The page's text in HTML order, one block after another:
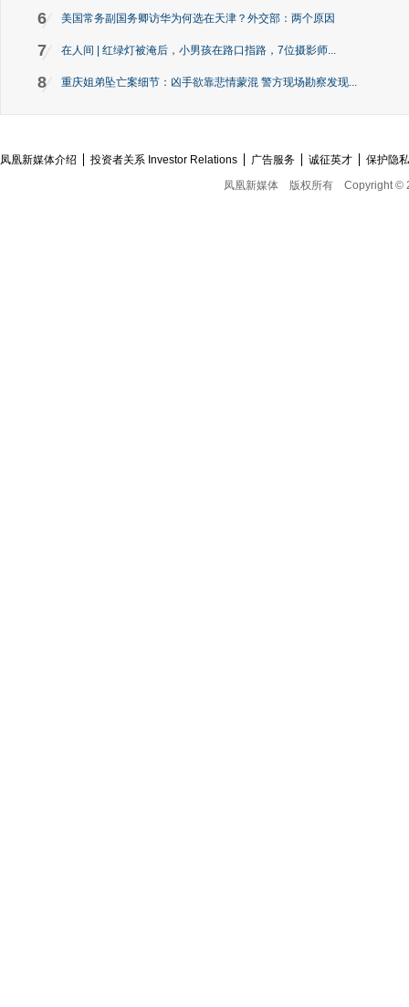
6 美国常务副国务卿访华为何选在天津？外交部：两个原因
7 在人间 | 红绿灯被淹后，小男孩在路口指路，7位摄影师...
8 重庆姐弟坠亡案细节：凶手欲靠悲情蒙混 警方现场勘察发现...
凤凰新媒体介绍 投资者关系 Investor Relations 广告服务 诚征英才
保护隐
凤凰新媒体
版权所有 Copyright ©